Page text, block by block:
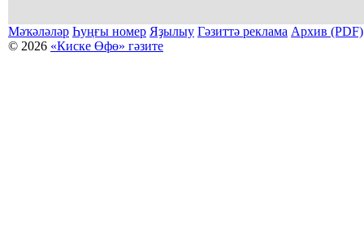
Мәҡәләләр Һуңғы номер Яҙылыу Гәзиттә реклама Архив (PDF)
© 2026 «Киске Өфө» гәзите